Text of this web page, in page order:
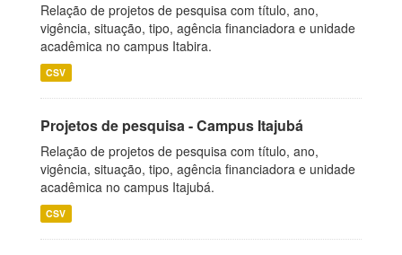
Relação de projetos de pesquisa com título, ano,
vigência, situação, tipo, agência financiadora e unidade
acadêmica no campus Itabira.
CSV
Projetos de pesquisa - Campus Itajubá
Relação de projetos de pesquisa com título, ano,
vigência, situação, tipo, agência financiadora e unidade
acadêmica no campus Itajubá.
CSV